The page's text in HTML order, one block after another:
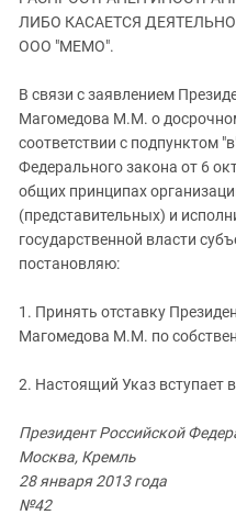
Дагестан
Ингушетия
Калмыкия
Карачаево-Черкесия
Краснодарский край
Нагорный Карабах
Российская Федерация
Северная Осетия - Алания
Ставропольский край
Чечня
Южная Осетия
Южный Кавказ
ЛИБО КАСАЕТСЯ
ООО "МЕМО".
В связи с заявлением
Магомедова М.М. о
соответствии с подпунктом
Федерального закона от 6
общих принципах
(представительных) и
государственной власти
постановляю:
1. Принять отставку
Магомедова М.М. по
2. Настоящий Указ вступает
Президент Российской
Москва, Кремль
28 января 2013 года
№42